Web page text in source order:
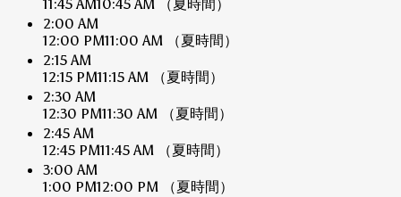
11:45 AM10:45 AM
（夏時間）
2:00 AM
12:00 PM11:00 AM
（夏時間）
2:15 AM
12:15 PM11:15 AM
（夏時間）
2:30 AM
12:30 PM11:30 AM
（夏時間）
2:45 AM
12:45 PM11:45 AM
（夏時間）
3:00 AM
1:00 PM12:00 PM
（夏時間）